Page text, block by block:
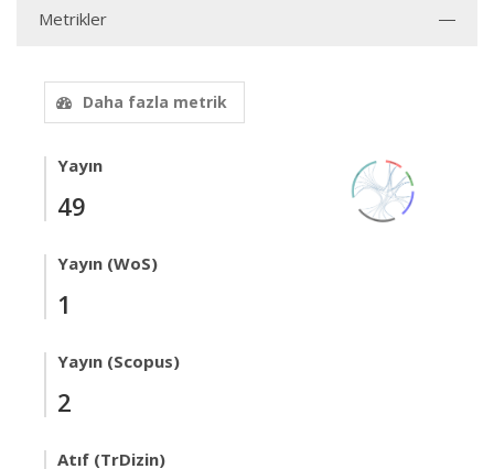
Metrikler
Daha fazla metrik
Yayın
49
Yayın (WoS)
1
Yayın (Scopus)
2
Atıf (TrDizin)